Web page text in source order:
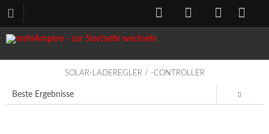
SOLAR-LADEREGLER / -CONTROLLER